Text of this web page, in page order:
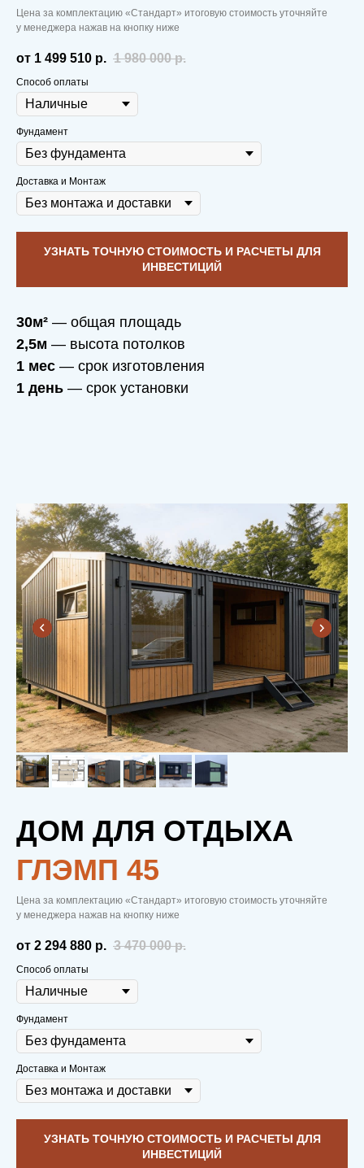
Цена за комплектацию «Стандарт» итоговую стоимость уточняйте
у менеджера нажав на кнопку ниже
от 1 499 510 р. 1 980 000 р.
Способ оплаты
Фундамент
Доставка и Монтаж
УЗНАТЬ ТОЧНУЮ СТОИМОСТЬ И РАСЧЕТЫ ДЛЯ
ИНВЕСТИЦИЙ
30м² — общая площадь
2,5м — высота потолков
1 мес — срок изготовления
1 день — срок установки
ДОМ ДЛЯ ОТДЫХА
ГЛЭМП 45
Цена за комплектацию «Стандарт» итоговую стоимость уточняйте
у менеджера нажав на кнопку ниже
от 2 294 880 р. 3 470 000 р.
Способ оплаты
Фундамент
Доставка и Монтаж
УЗНАТЬ ТОЧНУЮ СТОИМОСТЬ И РАСЧЕТЫ ДЛЯ
ИНВЕСТИЦИЙ